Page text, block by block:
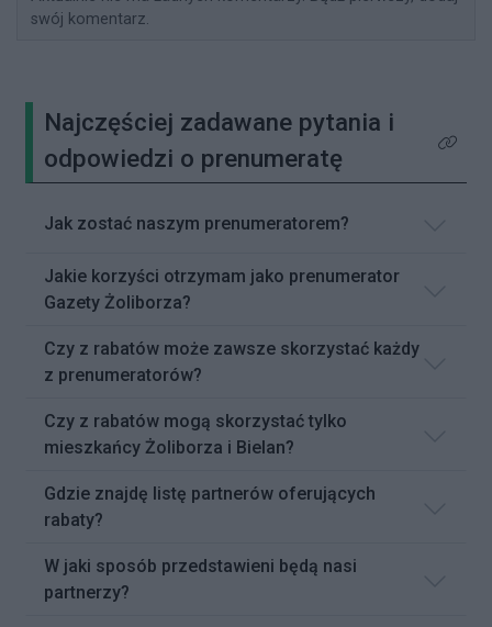
swój komentarz.
Najczęściej zadawane pytania i
odpowiedzi o prenumeratę
Kliknij
Jak zostać naszym prenumeratorem?
Jakie korzyści otrzymam jako prenumerator
Gazety Żoliborza?
Czy z rabatów może zawsze skorzystać każdy
z prenumeratorów?
Czy z rabatów mogą skorzystać tylko
mieszkańcy Żoliborza i Bielan?
Gdzie znajdę listę partnerów oferujących
rabaty?
W jaki sposób przedstawieni będą nasi
partnerzy?